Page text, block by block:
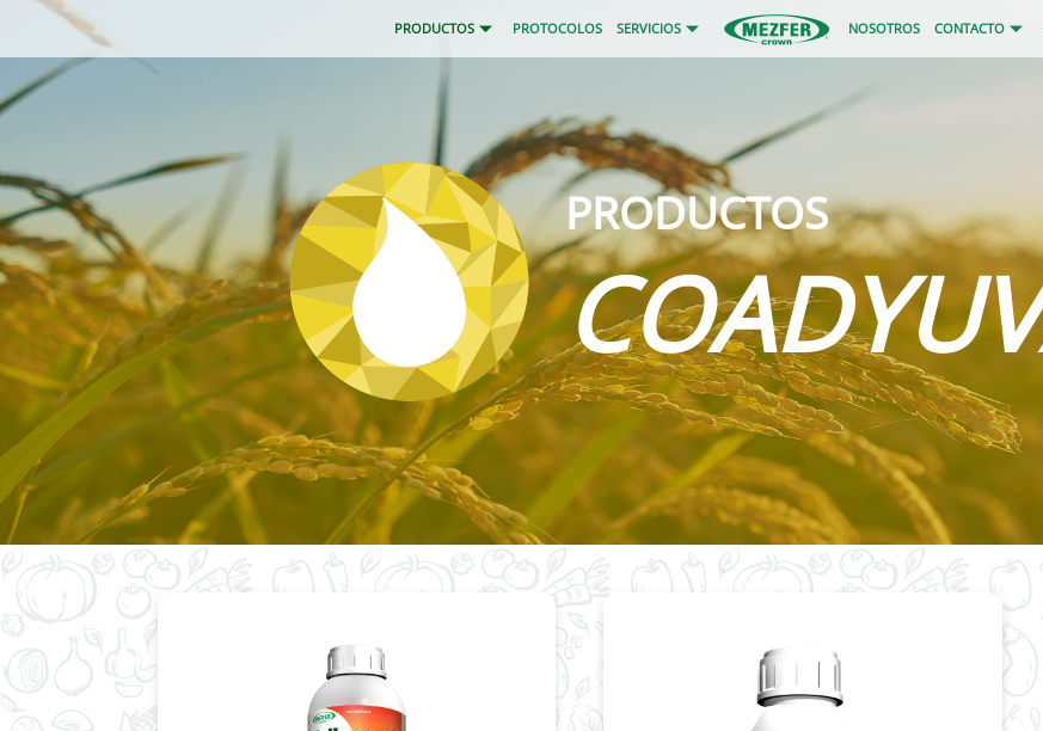
PRODUCTOS PROTOCOLOS SERVICIOS NOSOTROS CONTACTO
PRODUCTOS